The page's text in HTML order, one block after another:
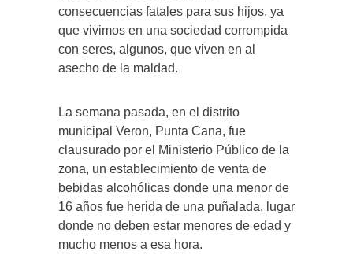
consecuencias fatales para sus hijos, ya
que vivimos en una sociedad corrompida
con seres, algunos, que viven en al
asecho de la maldad.
La semana pasada, en el distrito
municipal Veron, Punta Cana, fue
clausurado por el Ministerio Público de la
zona, un establecimiento de venta de
bebidas alcohólicas donde una menor de
16 años fue herida de una puñalada, lugar
donde no deben estar menores de edad y
mucho menos a esa hora.